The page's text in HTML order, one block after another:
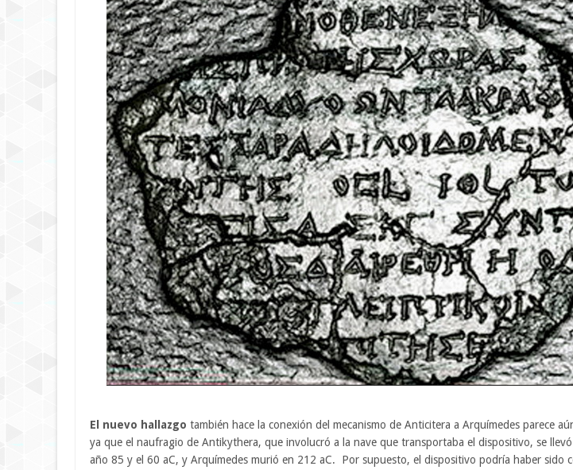
El nuevo hallazgo también hace la conexión del mecanismo de Anticitera a Arquímedes parece
ya que el naufragio de Antikythera, que involucró a la nave que transportaba el dispositivo, se llevó
año 85 y el 60 aC, y Arquímedes murió en 212 aC. Por supuesto, el dispositivo podría haber sido